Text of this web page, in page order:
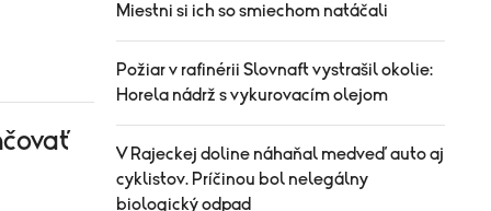
Miestni si ich so smiechom natáčali
Požiar v rafinérii Slovnaft vystrašil okolie:
Horela nádrž s vykurovacím olejom
V Rajeckej doline náhaňal medveď auto aj
cyklistov. Príčinou bol nelegálny
biologický odpad